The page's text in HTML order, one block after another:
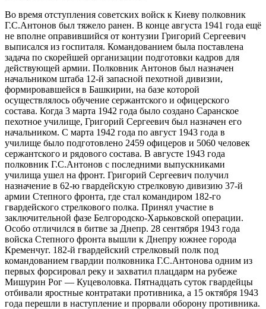
Во время отступления советских войск к Киеву полковник
Г.С.Антонов был тяжело ранен. В конце августа 1941 года ещё
не вполне оправившийся от контузии Григорий Сергеевич
выписался из госпиталя. Командованием была поставлена
задача по скорейшей организации подготовки кадров для
действующей армии. Полковник Антонов был назначен
начальником штаба 12-й запасной пехотной дивизии,
формировавшейся в Башкирии, на базе которой
осуществлялось обучение сержантского и офицерского
состава. Когда 3 марта 1942 года было создано Саранское
пехотное училище, Григорий Сергеевич был назначен его
начальником. С марта 1942 года по август 1943 года в
училище было подготовлено 2459 офицеров и 5060 человек
сержантского и рядового состава. В августе 1943 года
полковник Г.С.Антонов с последними выпускниками
училища ушел на фронт. Григорий Сергеевич получил
назначение в 62-ю гвардейскую стрелковую дивизию 37-й
армии Степного фронта, где стал командиром 182-го
гвардейского стрелкового полка. Принял участие в
заключительной фазе Белгородско-Харьковской операции.
Особо отличился в битве за Днепр. 28 сентября 1943 года
войска Степного фронта вышли к Днепру южнее города
Кременчуг. 182-й гвардейский стрелковый полк под
командованием гвардии полковника Г.С.Антонова одним из
первых форсировал реку и захватил плацдарм на рубеже
Мишурин Рог — Куцеволовка. Пятнадцать суток гвардейцы
отбивали яростные контратаки противника, а 15 октября 1943
года перешли в наступление и прорвали оборону противника.